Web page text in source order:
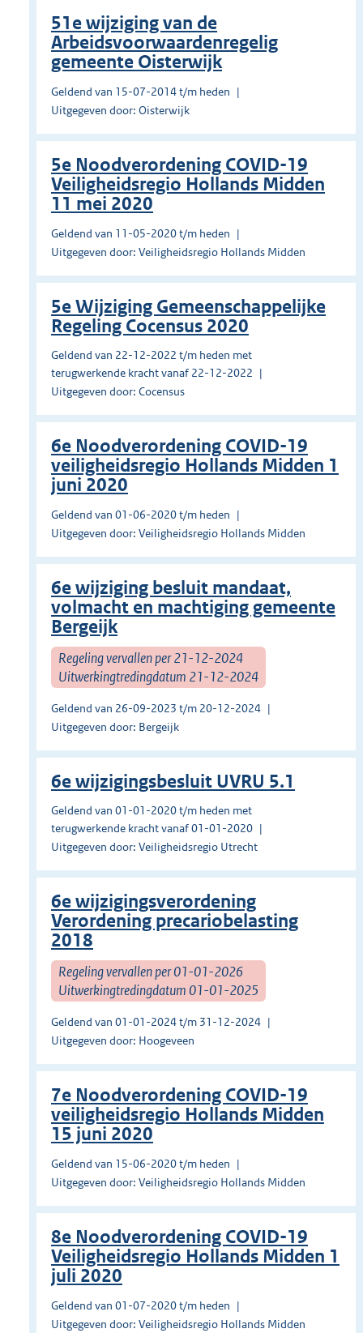
51e wijziging van de
Arbeidsvoorwaardenregelig
gemeente Oisterwijk
Geldend van 15-07-2014 t/m heden
Uitgegeven door: Oisterwijk
5e Noodverordening COVID-19
Veiligheidsregio Hollands Midden
11 mei 2020
Geldend van 11-05-2020 t/m heden
Uitgegeven door: Veiligheidsregio Hollands Midden
5e Wijziging Gemeenschappelijke
Regeling Cocensus 2020
Geldend van 22-12-2022 t/m heden met
terugwerkende kracht vanaf 22-12-2022
Uitgegeven door: Cocensus
6e Noodverordening COVID-19
veiligheidsregio Hollands Midden 1
juni 2020
Geldend van 01-06-2020 t/m heden
Uitgegeven door: Veiligheidsregio Hollands Midden
6e wijziging besluit mandaat,
volmacht en machtiging gemeente
Bergeijk
Regeling vervallen per 21-12-2024
Uitwerkingtredingdatum 21-12-2024
Geldend van 26-09-2023 t/m 20-12-2024
Uitgegeven door: Bergeijk
6e wijzigingsbesluit UVRU 5.1
Geldend van 01-01-2020 t/m heden met
terugwerkende kracht vanaf 01-01-2020
Uitgegeven door: Veiligheidsregio Utrecht
6e wijzigingsverordening
Verordening precariobelasting
2018
Regeling vervallen per 01-01-2026
Uitwerkingtredingdatum 01-01-2025
Geldend van 01-01-2024 t/m 31-12-2024
Uitgegeven door: Hoogeveen
7e Noodverordening COVID-19
veiligheidsregio Hollands Midden
15 juni 2020
Geldend van 15-06-2020 t/m heden
Uitgegeven door: Veiligheidsregio Hollands Midden
8e Noodverordening COVID-19
Veiligheidsregio Hollands Midden 1
juli 2020
Geldend van 01-07-2020 t/m heden
Uitgegeven door: Veiligheidsregio Hollands Midden